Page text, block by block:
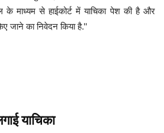
के माध्यम से हाईकोर्ट में याचिका पेश की है और
जाने का निवेदन किया है.''
याचिका